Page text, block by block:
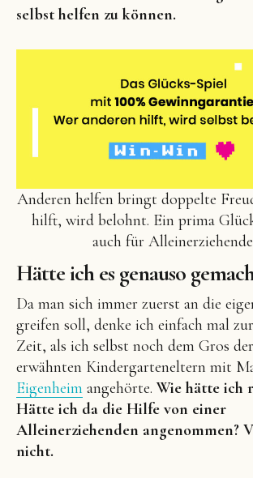
selbst helfen zu können.
Anderen helfen bringt doppelte
hilft, wird belohnt. Ein prima
auch für
Hätte ich es genauso
Da man sich immer zuerst an die
greifen soll, denke ich einfach mal
Zeit, als ich selbst noch dem Gros
erwähnten Kindergarteneltern mit
Eigenheim angehörte.Wie hätte ich
Hätte ich da die Hilfe von einer
Alleinerziehenden angenommen?
nicht.